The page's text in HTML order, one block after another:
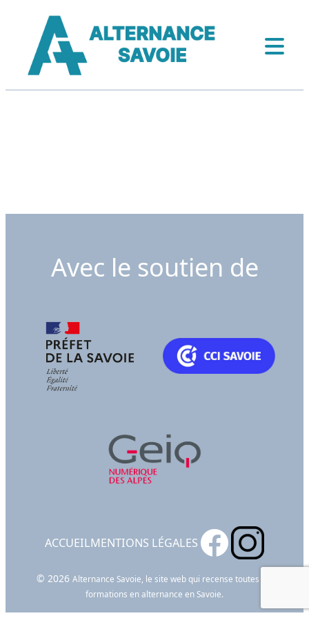
Avec le soutien de
ACCUEILMENTIONS LÉGALES
© 2026 Alternance Savoie, le site web qui recense toutes les
formations en alternance en Savoie.